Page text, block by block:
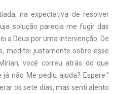
na expectativa de resolver
solução parecia me fugir das
a Deus por uma intervenção. De
meditei justamente sobre esse
você correu atrás do que
não Me pediu ajuda? Espere.”
os sete dias, mas senti alento